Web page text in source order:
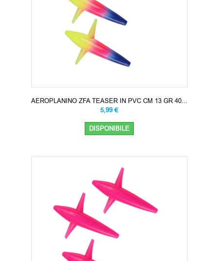
AEROPLANINO ZFA TEASER IN PVC CM 13 GR 40...
5,99 €
DISPONIBILE